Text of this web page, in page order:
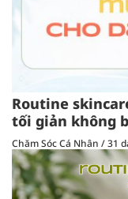
Routine
tối giản không
Chăm Sóc Cá Nhân /31